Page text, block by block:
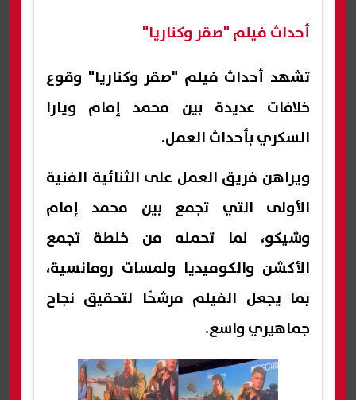
أحداث فيلم "صقر وكناريا"
تشهد أحداث فيلم "صقر وكناريا" وقوع
خلافات عديدة بين محمد إمام ويارا
السكري بأحداث العمل.
ويراهن فريق العمل على الثنائية الفنية
الأولى التي تجمع بين محمد إمام
وشيكو، لما تحمله من خلطة تجمع
الأكشن والكوميديا ولمسات رومانسية،
بما يجعل الفيلم مرشحًا لتحقيق نجاح
جماهيري واسع.